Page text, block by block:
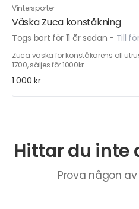
Vintersporter
Väska Zuca konståkning
Togs bort för 11 år sedan - Till
Zuca väska för konståkarens all
1700, säljes för 1000kr.
1 000 kr
Hittar du inte
Prova någon